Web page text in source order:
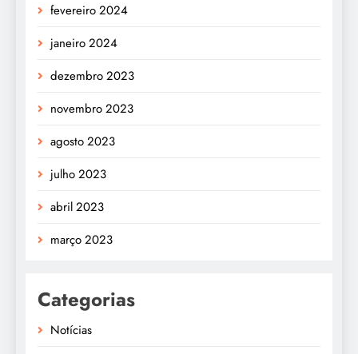
fevereiro 2024
janeiro 2024
dezembro 2023
novembro 2023
agosto 2023
julho 2023
abril 2023
março 2023
Categorias
Notícias